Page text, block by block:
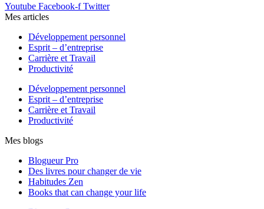
Youtube Facebook-f Twitter
Mes articles
Développement personnel
Esprit – d’entreprise
Carrière et Travail
Productivité
Développement personnel
Esprit – d’entreprise
Carrière et Travail
Productivité
Mes blogs
Blogueur Pro
Des livres pour changer de vie
Habitudes Zen
Books that can change your life